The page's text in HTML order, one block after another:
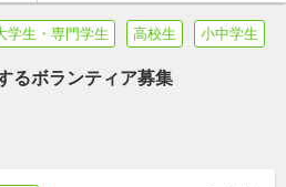
学生・専門学生 高校生 小中学生
るボランティア募集